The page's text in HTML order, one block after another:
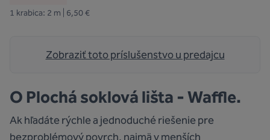
1 krabica: 2 m | 6,50 €
Zobraziť toto príslušenstvo u predajcu
O Plochá soklová lišta - Waffle.
Ak hľadáte rýchle a jednoduché riešenie pre
bezproblémový povrch, najmä v menších